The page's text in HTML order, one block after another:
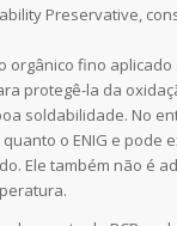
Preservative,
orgânico fino
protegê-la da
soldabilidade. No
o ENIG e pode
Ele também não é